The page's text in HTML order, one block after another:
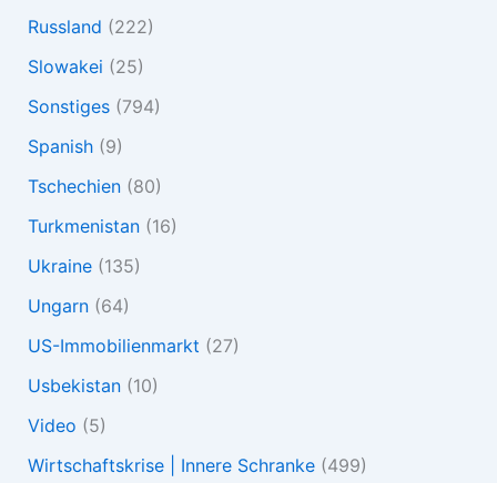
Russland (222)
Slowakei (25)
Sonstiges(794)
Spanish(9)
Tschechien(80)
Turkmenistan(16)
Ukraine(135)
Ungarn(64)
US-Immobilienmarkt (27)
Usbekistan(10)
Video (5)
Wirtschaftskrise | Innere Schranke(499)